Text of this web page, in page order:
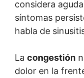
considera
síntomas
habla de
La congestión
dolor en la